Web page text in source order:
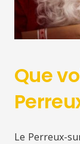
Que
Le Perreux-